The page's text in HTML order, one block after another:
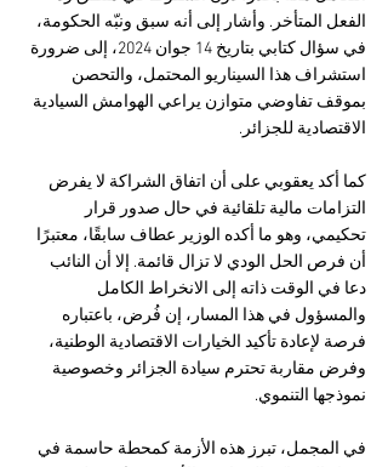
الفعل المتأخر. وأشار إلى أنه سبق ونبّه الحكومة،
في سؤال كتابي بتاريخ 14 جوان 2024، إلى ضرورة
استشراف هذا السيناريو المحتمل، والتحصن
بموقف تفاوضي متوازن يراعي الهوامش السيادية
الاقتصادية للجزائر.
كما أكد يعقوبي على أن اتفاق الشراكة لا يفرض
التزامات مالية تلقائية في حال صدور قرار
تحكيمي، وهو ما أكده الوزير عطاف سابقًا، معتبرًا
أن فرص الحل الودي لا تزال قائمة. إلا أن النائب
دعا في الوقت ذاته إلى الانخراط الكامل
والمسؤول في هذا المسار، إن فُرض، باعتباره
فرصة لإعادة تأكيد الخيارات الاقتصادية الوطنية،
وفرض مقاربة تحترم سيادة الجزائر وخصوصية
نموذجها التنموي.
في المجمل، تبرز هذه الأزمة كمحطة حاسمة في